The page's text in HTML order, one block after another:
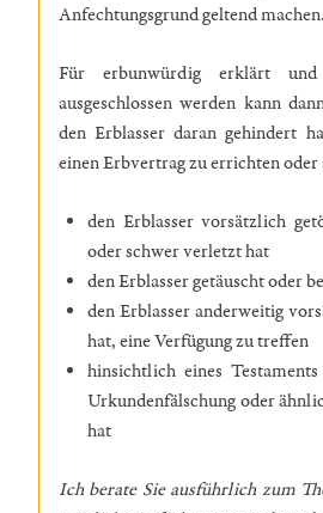
Anfechtungsgrund geltend machen.
Für erbunwürdig erklärt
ausgeschlossen werden kann
den Erblasser daran gehindert
einen Erbvertrag zu errichten
den Erblasser vorsätzlich
oder schwer verletzt hat
den Erblasser getäuscht oder
den Erblasser anderweitig
hat, eine Verfügung zu treffen
hinsichtlich eines
Urkundenfälschung oder
hat
Ich berate Sie ausführlich zum